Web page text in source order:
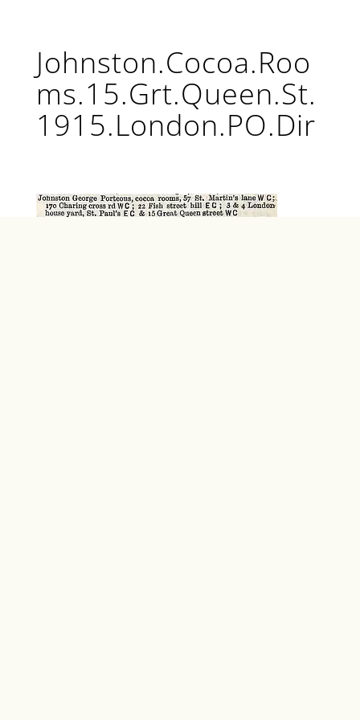
Johnston.Cocoa.Roo
ms.15.Grt.Queen.St.
1915.London.PO.Dir